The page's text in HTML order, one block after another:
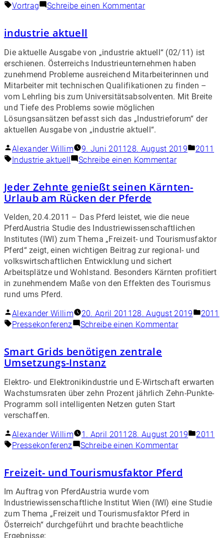
Vortrag Schreibe einen Kommentar
industrie aktuell
Die aktuelle Ausgabe von „industrie aktuell“ (02/11) ist
erschienen. Österreichs Industrieunternehmen haben
zunehmend Probleme ausreichend Mitarbeiterinnen und
Mitarbeiter mit technischen Qualifikationen zu finden –
vom Lehrling bis zum Universitätsabsolventen. Mit Breite
und Tiefe des Problems sowie möglichen
Lösungsansätzen befasst sich das „Industrieforum“ der
aktuellen Ausgabe von „industrie aktuell“.
Alexander Willim
9. Juni 2011 28. August 2019
2011
Industrie aktuell
Schreibe einen Kommentar
Jeder Zehnte genießt seinen Kärnten-
Urlaub am Rücken der Pferde
Velden, 20.4.2011 – Das Pferd leistet, wie die neue
PferdAustria Studie des Industriewissenschaftlichen
Institutes (IWI) zum Thema „Freizeit- und Tourismusfaktor
Pferd“ zeigt, einen wichtigen Beitrag zur regional- und
volkswirtschaftlichen Entwicklung und sichert
Arbeitsplätze und Wohlstand. Besonders Kärnten profitiert
in zunehmendem Maße von den Effekten des Tourismus
rund ums Pferd.
Alexander Willim
20. April 2011 28. August 2019
2011
Pressekonferenz
Schreibe einen Kommentar
Smart Grids benötigen zentrale
Umsetzungs-Instanz
Elektro- und Elektronikindustrie und E-Wirtschaft erwarten
Wachstumsraten über zehn Prozent jährlich Zehn-Punkte-
Programm soll intelligenten Netzen guten Start
verschaffen.
Alexander Willim
1. April 2011 28. August 2019
2011
Pressekonferenz
Schreibe einen Kommentar
Freizeit- und Tourismusfaktor Pferd
Im Auftrag von PferdAustria wurde vom
Industriewissenschaftliche Institut Wien (IWI) eine Studie
zum Thema „Freizeit und Tourismusfaktor Pferd in
Österreich“ durchgeführt und brachte beachtliche
Ergebnisse: